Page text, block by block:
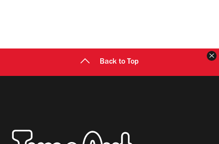
Back to Top